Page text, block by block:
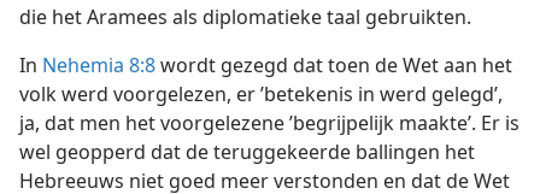
die het Aramees als diplomatieke taal gebruikten.
In Nehemia 8:8wordt gezegd dat toen de Wet aan het
volk werd voorgelezen, er ’betekenis in werd gelegd’,
ja, dat men het voorgelezene ’begrijpelijk maakte’. Er is
wel geopperd dat de teruggekeerde ballingen het
Hebreeuws niet goed meer verstonden en dat de Wet